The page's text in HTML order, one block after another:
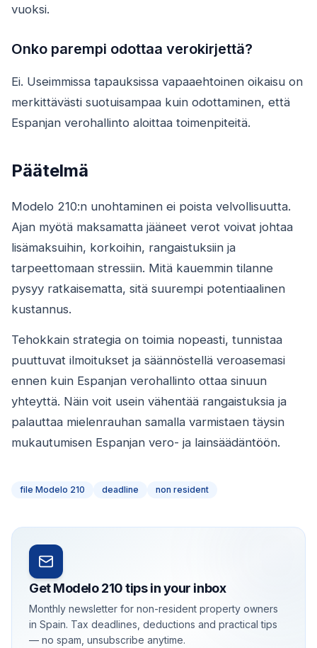
vuoksi.
Onko parempi odottaa verokirjettä?
Ei. Useimmissa tapauksissa vapaaehtoinen oikaisu on
merkittävästi suotuisampaa kuin odottaminen, että
Espanjan verohallinto aloittaa toimenpiteitä.
Päätelmä
Modelo 210:n unohtaminen ei poista velvollisuutta.
Ajan myötä maksamatta jääneet verot voivat johtaa
lisämaksuihin, korkoihin, rangaistuksiin ja
tarpeettomaan stressiin. Mitä kauemmin tilanne
pysyy ratkaisematta, sitä suurempi potentiaalinen
kustannus.
Tehokkain strategia on toimia nopeasti, tunnistaa
puuttuvat ilmoitukset ja säännöstellä veroasemasi
ennen kuin Espanjan verohallinto ottaa sinuun
yhteyttä. Näin voit usein vähentää rangaistuksia ja
palauttaa mielenrauhan samalla varmistaen täysin
mukautumisen Espanjan vero- ja lainsäädäntöön.
file Modelo 210 deadline non resident
Get Modelo 210 tips in your inbox
Monthly newsletter for non-resident property owners
in Spain. Tax deadlines, deductions and practical tips
— no spam, unsubscribe anytime.